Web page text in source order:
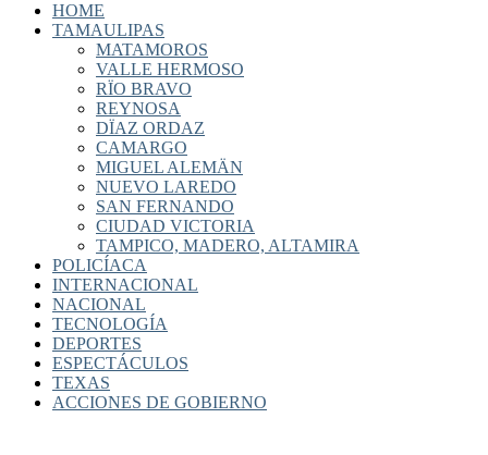
HOME
TAMAULIPAS
MATAMOROS
VALLE HERMOSO
RÏO BRAVO
REYNOSA
DÏAZ ORDAZ
CAMARGO
MIGUEL ALEMÄN
NUEVO LAREDO
SAN FERNANDO
CIUDAD VICTORIA
TAMPICO, MADERO, ALTAMIRA
POLICÍACA
INTERNACIONAL
NACIONAL
TECNOLOGÍA
DEPORTES
ESPECTÁCULOS
TEXAS
ACCIONES DE GOBIERNO